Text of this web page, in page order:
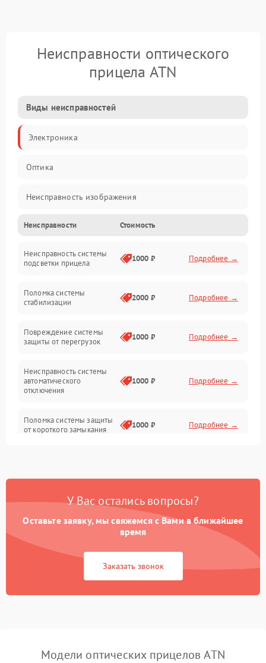
Неисправности оптического
прицела ATN
Виды неисправностей
Электроника
Оптика
Неисправность изображения
Механические повреждения
Неисправность фокусировки и оптики
Электропитание
Механика
Корпус/Герметичность
Неисправности Стоимость
Неисправность системы
подсветки прицела
1000 ₽ Подробнее →
Поломка системы
стабилизации
2000 ₽ Подробнее →
Повреждение системы
защиты от перегрузок
1000 ₽ Подробнее →
Неисправность системы
автоматического
отключения
1000 ₽ Подробнее →
Поломка системы защиты
от короткого замыкания
1000 ₽ Подробнее →
Неисправность системы
перенапряжения
1000 ₽ Подробнее →
Неисправность системы
защиты от замыкания
1000 ₽
защиты от перегрева
У Вас остались вопросы?
Оставьте заявку, мы свяжемся с Вами в ближайшее
время
Заказать звонок
Модели оптических прицелов ATN